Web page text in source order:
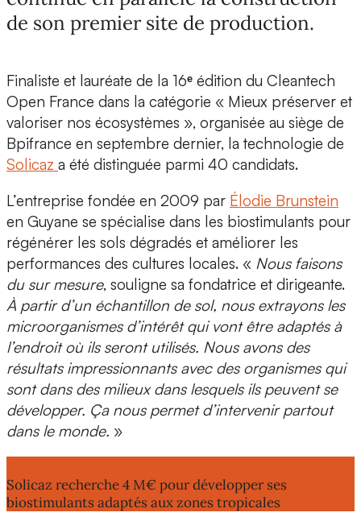
de son premier site de production.
Finaliste et lauréate de la 16ᵉ édition du Cleantech
Open France dans la catégorie « Mieux préserver et
valoriser nos écosystèmes », organisée au siège de
Bpifrance en septembre dernier, la technologie de
Solicaz a été distinguée parmi 40 candidats.
L’entreprise fondée en 2009 par Élodie Brunstein
en Guyane se spécialise dans les biostimulants pour
régénérer les sols dégradés et améliorer les
performances des cultures locales. « Nous faisons
du sur mesure, souligne sa fondatrice et dirigeante.
À partir d’un échantillon de sol, nous extrayons les
microorganismes d’intérêtqui vont être adaptés à
l’endroit où ils seront utilisés. Nous avons des
résultats impressionnants avec des organismes qui
sont dans des milieux dans lesquels ils peuvent se
développer. Ça nous permet d’intervenir partout
dans le monde. »
Solicaz recherche 4 M€ pour développer ses
biostimulants adaptés aux zones tropicales